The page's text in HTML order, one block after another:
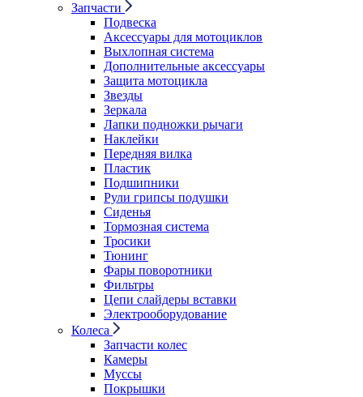
Запчасти
Подвеска
Аксессуары для мотоциклов
Выхлопная система
Дополнительные аксессуары
Защита мотоцикла
Звезды
Зеркала
Лапки подножки рычаги
Наклейки
Передняя вилка
Пластик
Подшипники
Рули грипсы подушки
Сиденья
Тормозная система
Тросики
Тюнинг
Фары поворотники
Фильтры
Цепи слайдеры вставки
Электрооборудование
Колеса
Запчасти колес
Камеры
Муссы
Покрышки